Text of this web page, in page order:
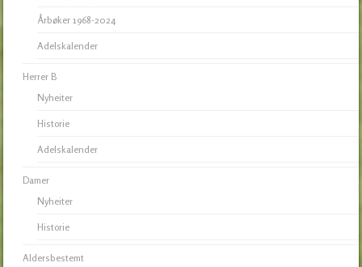
Årbøker 1968-2024
Adelskalender
Herrer B
Nyheiter
Historie
Adelskalender
Damer
Nyheiter
Historie
Aldersbestemt